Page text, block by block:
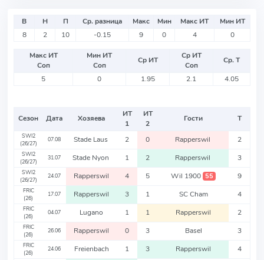
В Н П Ср. разница Макс Мин Макс ИТ
Мин ИТ
8
2 10 -0.15 9 0 4 0
Макс ИТ
Соп
Мин ИТ
Соп
Ср ИТ
Ср ИТ
Соп
Ср. Т
5
0 1.95 2.1 4.05
Сезон Дата Хозяева
ИТ
1
ИТ
2
Гости Т
SWI2
(26/27)
07.08 Stade Laus 2 0 Rapperswil 2
SWI2
(26/27)
31.07 Stade Nyon 1 2 Rapperswil 3
SWI2
(26/27)
24.07 Rapperswil 4 5 Wil 1900 55 9
FRIC
(26)
17.07 Rapperswil 3 1 SC Cham 4
FRIC
(26)
04.07 Lugano 1 1 Rapperswil 2
FRIC
(26)
26.06 Rapperswil 0 3 Basel 3
FRIC
(26)
24.06 Freienbach 1 3 Rapperswil 4